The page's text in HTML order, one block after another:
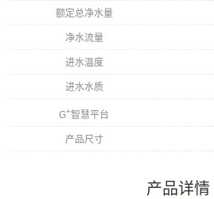
额定总净水量
净水流量
进水温度
进水水质
G+智慧平台
产品尺寸
产品详情